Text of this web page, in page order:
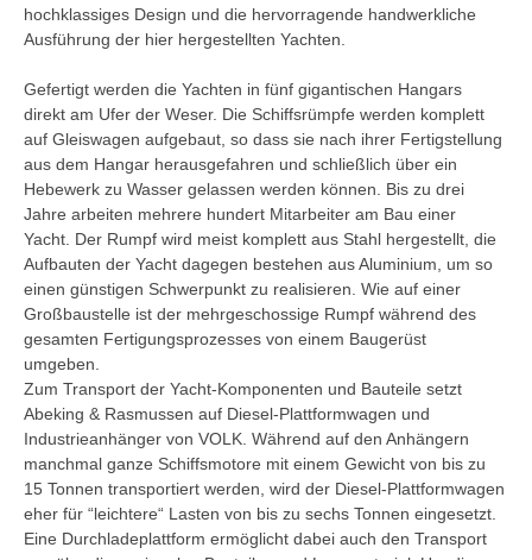
hochklassiges Design und die hervorragende handwerkliche
Ausführung der hier hergestellten Yachten.
Gefertigt werden die Yachten in fünf gigantischen Hangars
direkt am Ufer der Weser. Die Schiffsrümpfe werden komplett
auf Gleiswagen aufgebaut, so dass sie nach ihrer Fertigstellung
aus dem Hangar herausgefahren und schließlich über ein
Hebewerk zu Wasser gelassen werden können. Bis zu drei
Jahre arbeiten mehrere hundert Mitarbeiter am Bau einer
Yacht. Der Rumpf wird meist komplett aus Stahl hergestellt, die
Aufbauten der Yacht dagegen bestehen aus Aluminium, um so
einen günstigen Schwerpunkt zu realisieren. Wie auf einer
Großbaustelle ist der mehrgeschossige Rumpf während des
gesamten Fertigungsprozesses von einem Baugerüst
umgeben.
Zum Transport der Yacht-Komponenten und Bauteile setzt
Abeking & Rasmussen auf Diesel-Plattformwagen und
Industrieanhänger von VOLK. Während auf den Anhängern
manchmal ganze Schiffsmotore mit einem Gewicht von bis zu
15 Tonnen transportiert werden, wird der Diesel-Plattformwagen
eher für “leichtere“ Lasten von bis zu sechs Tonnen eingesetzt.
Eine Durchladeplattform ermöglicht dabei auch den Transport